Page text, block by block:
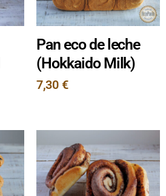
Pan eco de leche
(Hokkaido Milk)
7,30 €